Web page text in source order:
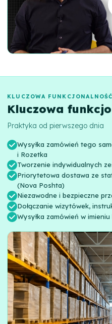
KLUCZOWA FUNKCJONALNOŚĆ
Kluczowa
Praktyka od pierwszego dnia
Wysyłka zamówień tego
i Rozetka
Tworzenie indywidualnych
Priorytetowa dostawa ze
(Nova Poshta)
Niezawodne i bezpieczne
Dołączanie wizytówek,
Wysyłka zamówień w